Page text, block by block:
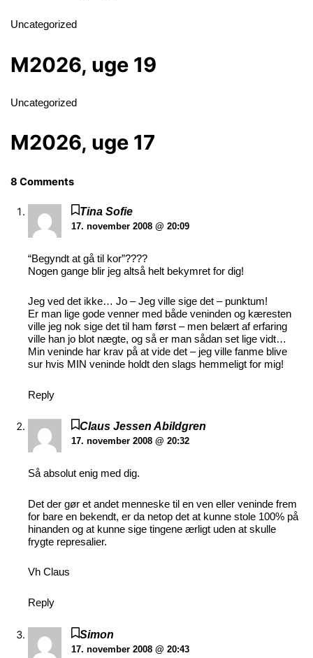
Uncategorized
M2026, uge 19
Uncategorized
M2026, uge 17
8 Comments
Tina Sofie
17. november 2008 @ 20:09
“Begyndt at gå til kor”????
Nogen gange blir jeg altså helt bekymret for dig!
Jeg ved det ikke… Jo – Jeg ville sige det – punktum!
Er man lige gode venner med både veninden og kæresten
ville jeg nok sige det til ham først – men belært af erfaring
ville han jo blot nægte, og så er man sådan set lige vidt…
Min veninde har krav på at vide det – jeg ville fanme blive
sur hvis MIN veninde holdt den slags hemmeligt for mig!
Reply
Claus Jessen Abildgren
17. november 2008 @ 20:32
Så absolut enig med dig.
Det der gør et andet menneske til en ven eller veninde frem
for bare en bekendt, er da netop det at kunne stole 100% på
hinanden og at kunne sige tingene ærligt uden at skulle
frygte represalier.
Vh Claus
Reply
Simon
17. november 2008 @ 20:43